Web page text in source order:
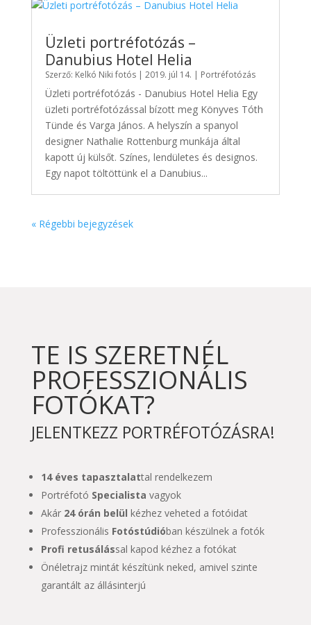
Üzleti portréfotózás –
Danubius Hotel Helia
Szerző: Kelkó Niki fotós| 2019. júl 14. | Portréfotózás
Üzleti portréfotózás - Danubius Hotel Helia Egy
üzleti portréfotózással bízott meg Könyves Tóth
Tünde és Varga János. A helyszín a spanyol
designer Nathalie Rottenburg munkája által
kapott új külsőt. Színes, lendületes és designos.
Egy napot töltöttünk el a Danubius...
« Régebbi bejegyzések
TE IS SZERETNÉL
PROFESSZIONÁLIS
FOTÓKAT?
JELENTKEZZ PORTRÉFOTÓZÁSRA!
14 éves tapasztalattal rendelkezem
Portréfotó Specialista vagyok
Akár 24 órán belül kézhez veheted a fotóidat
Professzionális Fotóstúdióban készülnek a fotók
Profi retusálással kapod kézhez a fotókat
Önéletrajz mintát készítünk neked, amivel szinte
garantált az állásinterjú